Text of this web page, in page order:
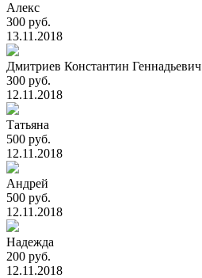
Алекс
300 руб.
13.11.2018
Дмитриев Константин Геннадьевич
300 руб.
12.11.2018
Татьяна
500 руб.
12.11.2018
Андрей
500 руб.
12.11.2018
Надежда
200 руб.
12.11.2018